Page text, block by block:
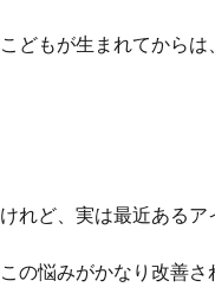
こどもが生まれてから
けれど、実は最近あるア
この悩みがかなり改善